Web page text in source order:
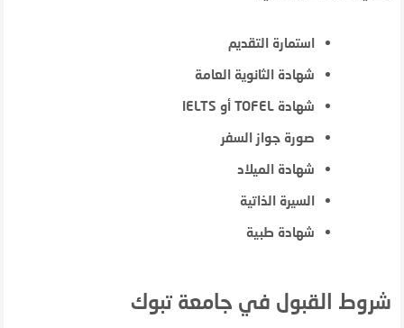
استمارة التقديم
شهادة الثانوية العامة
شهادة TOFEL أو IELTS
صورة جواز السفر
شهادة الميلاد
السيرة الذاتية
شهادة طبية
شروط القبول في جامعة تبوك